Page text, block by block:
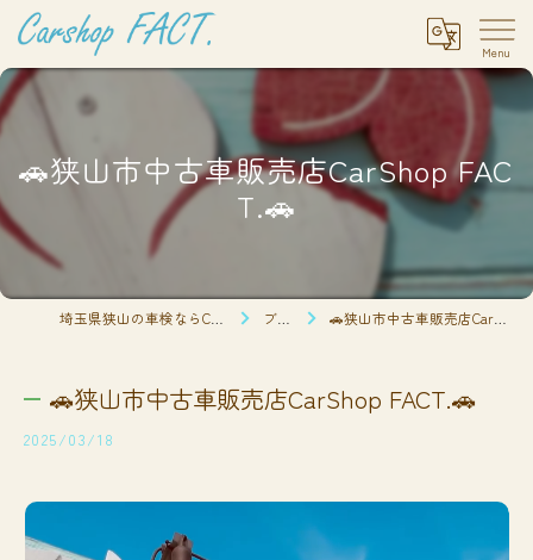
🚗狭山市中古車販売店CarShop FAC
T.🚗
ブログ 🚗狭山市中古車販売店CarShop FACT.🚗
🚗狭山市中古車販売店CarShop FACT.🚗
2025/03/18